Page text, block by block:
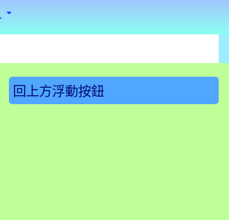
::: 回上方浮動按鈕